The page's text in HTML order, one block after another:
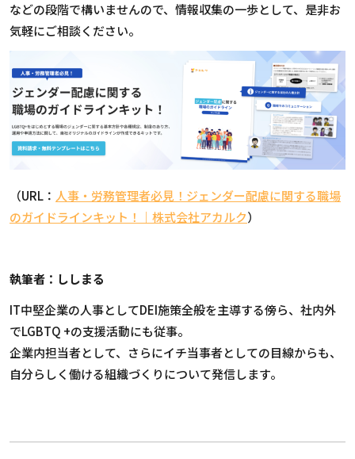
などの段階で構いませんので、情報収集の一歩として、是非お
気軽にご相談ください。
（URL ： 人事・労務管理者必見！ジェンダー配慮に関する職場
のガイドラインキット！｜株式会社アカルク）
執筆者：ししまる
IT中堅企業の人事としてDEI施策全般を主導する傍ら、社内外
でLGBTQ +の支援活動にも従事。
企業内担当者として、 さらにイチ当事者としての目線からも、
自分らしく働ける組織づくりについて発信します。